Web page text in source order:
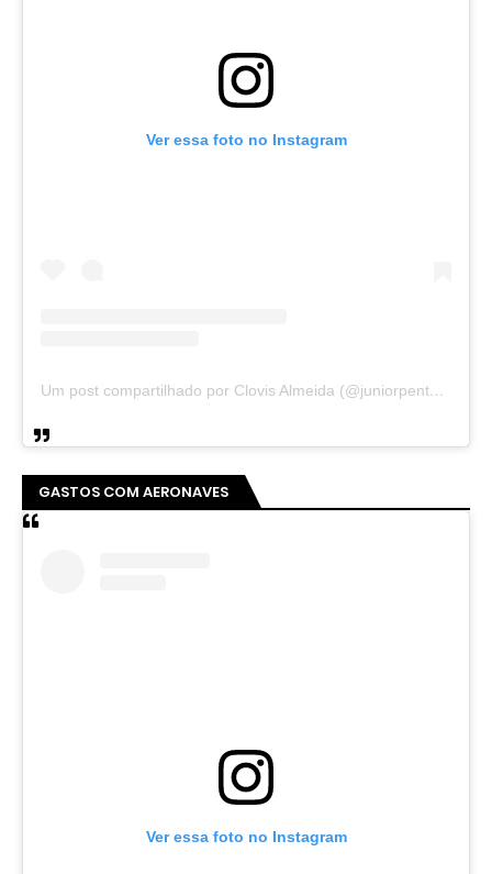
Ver essa foto no Instagram
Um post compartilhado por Clovis Almeida (@juniorpentecoste01)
GASTOS COM AERONAVES
Ver essa foto no Instagram